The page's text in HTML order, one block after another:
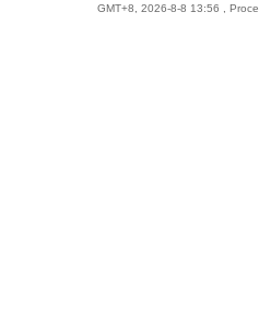
GMT+8, 2026-8-8 13:56 ,